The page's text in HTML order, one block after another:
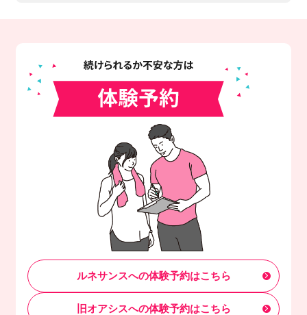
ルネサンスへの体験予約はこちら
旧オアシスへの体験予約はこちら